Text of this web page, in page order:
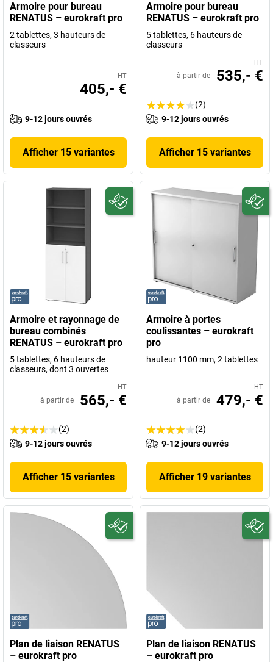
Armoire pour bureau
RENATUS – eurokraft pro
2 tablettes, 3 hauteurs de
classeurs
HT
405,- €
9-12 jours ouvrés
Afficher 15 variantes
Armoire pour bureau
RENATUS – eurokraft pro
5 tablettes, 6 hauteurs de
classeurs
HT
à partir de 535,- €
(2)
9-12 jours ouvrés
Afficher 15 variantes
Armoire et rayonnage de
bureau combinés
RENATUS – eurokraft pro
5 tablettes, 6 hauteurs de
classeurs, dont 3 ouvertes
HT
à partir de 565,- €
(2)
9-12 jours ouvrés
Afficher 15 variantes
Armoire à portes
coulissantes – eurokraft
pro
hauteur 1100 mm, 2 tablettes
HT
à partir de 479,- €
(2)
9-12 jours ouvrés
Afficher 19 variantes
Plan de liaison RENATUS
– eurokraft pro
Plan de liaison RENATUS
– eurokraft pro